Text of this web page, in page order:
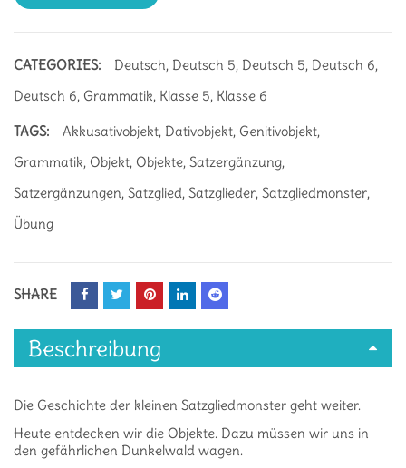
CATEGORIES: Deutsch, Deutsch 5, Deutsch 5, Deutsch 6,
Deutsch 6, Grammatik, Klasse 5, Klasse 6
TAGS: Akkusativobjekt, Dativobjekt, Genitivobjekt,
Grammatik, Objekt, Objekte, Satzergänzung,
Satzergänzungen, Satzglied, Satzglieder, Satzgliedmonster,
Übung
SHARE
Beschreibung
Die Geschichte der kleinen Satzgliedmonster geht weiter.
Heute entdecken wir die Objekte. Dazu müssen wir uns in
den gefährlichen Dunkelwald wagen.